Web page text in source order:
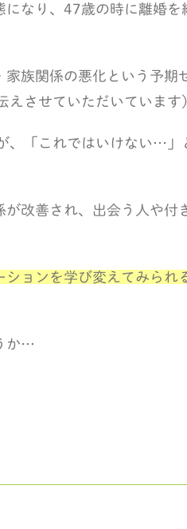
なり、47歳の時に離婚を
族関係の悪化という予期
させていただいています
、「これではいけない…」
改善され、出会う人や付
ョンを学び変えてみられ
か…